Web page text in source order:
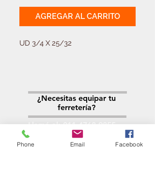
AGREGAR AL CARRITO
UD 3/4 X 25/32
Llamá al:011-4768-9855
info@angelmbeber.com.ar
¿Necesitas equipar tu
ferretería?
Phone Email Facebook